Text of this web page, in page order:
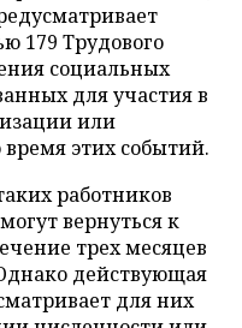
179 Трудового
социальных
для участия в
или
этих событий.
работников
вернуться к
трех месяцев
действующая
для них